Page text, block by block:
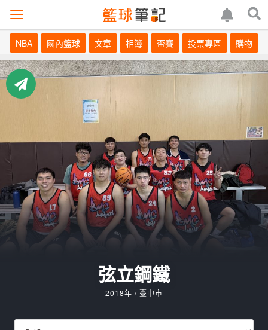
NBA 國內籃球 文章 相簿 盃賽 投票專區 購物
弦立鋼鐵
2018年 / 臺中市